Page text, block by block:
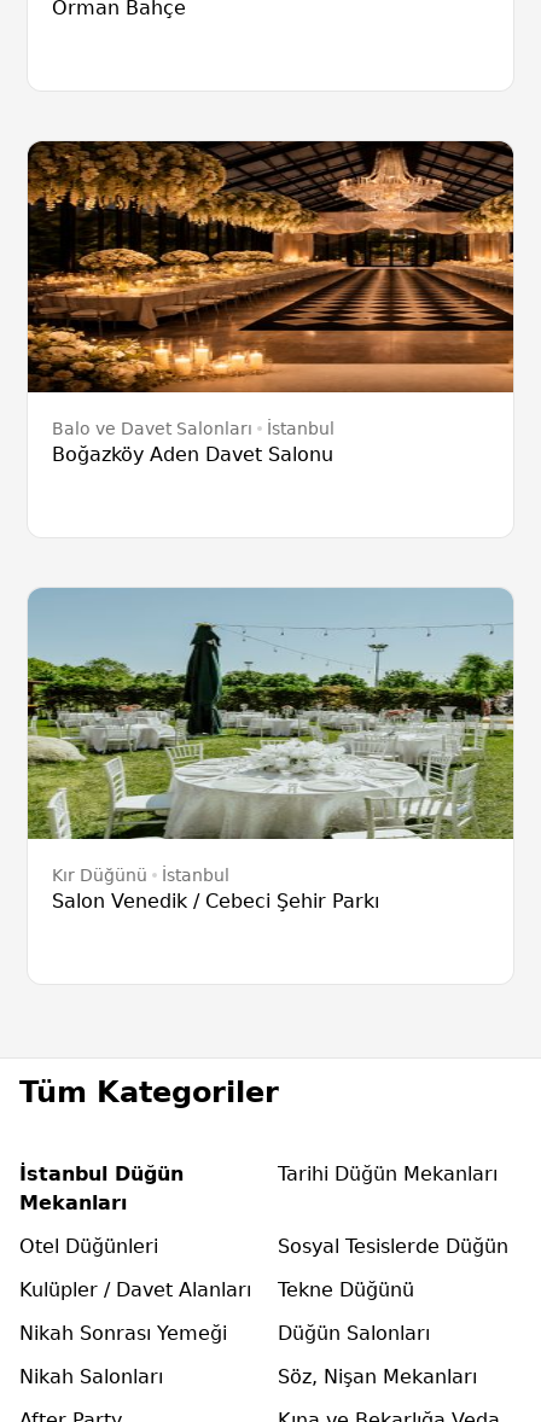
Orman Bahçe
Balo ve Davet Salonları İstanbul
Boğazköy Aden Davet Salonu
Kır Düğünü İstanbul
Salon Venedik / Cebeci Şehir Parkı
Tüm Kategoriler
İstanbul Düğün
Mekanları
Tarihi Düğün Mekanları
Otel Düğünleri
Sosyal Tesislerde Düğün
Kulüpler / Davet Alanları
Tekne Düğünü
Nikah Sonrası Yemeği
Düğün Salonları
Nikah Salonları
Söz, Nişan Mekanları